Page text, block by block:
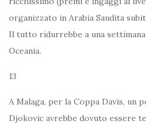
organizzato in Arabia Saudita
Il tutto ridurrebbe a una
Oceania.
13
A Malaga, per la Coppa Davis, un
Djokovic avrebbe dovuto essere